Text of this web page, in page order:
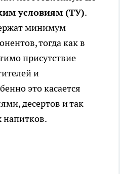
условиям (ТУ).
минимум
тогда как в
присутствие
и
это касается
десертов и так